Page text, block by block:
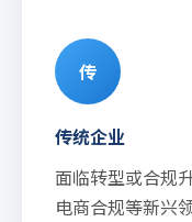
传
传统企业
面临转型或合规
电商合规等新兴领